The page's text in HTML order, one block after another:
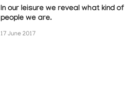
In our leisure we reveal what kind of
people we are.
17 June 2017